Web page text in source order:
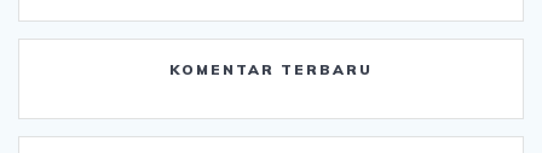
KOMENTAR TERBARU